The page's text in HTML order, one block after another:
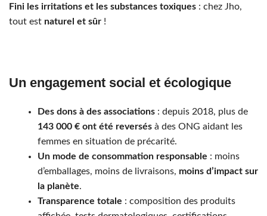
Fini les irritations et les substances toxiques : chez Jho,
tout est naturel et sûr !
Un engagement social et écologique
Des dons à des associations : depuis 2018, plus de
143 000 € ont été reversés à des ONG aidant les
femmes en situation de précarité.
Un mode de consommation responsable : moins
d’emballages, moins de livraisons, moins d’impact sur
la planète.
Transparence totale : composition des produits